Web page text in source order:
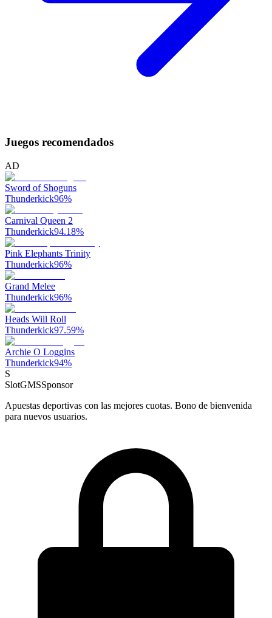
Juegos recomendados
AD
Sword of Shoguns
Thunderkick96%
Carnival Queen 2
Thunderkick94.18%
Pink Elephants Trinity
Thunderkick96%
Grand Melee
Thunderkick96%
Heads Will Roll
Thunderkick97.59%
Archie O Loggins
Thunderkick94%
S
SlotGMSSponsor
Apuestas deportivas con las mejores cuotas. Bono de bienvenida
para nuevos usuarios.